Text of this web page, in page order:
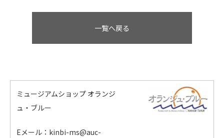
一覧へ戻る
ミュージアムショップ オランジ
ュ・ブルー
Eメール：kinbi-ms@auc-